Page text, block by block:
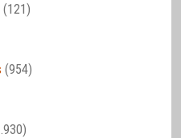
(121)
(954)